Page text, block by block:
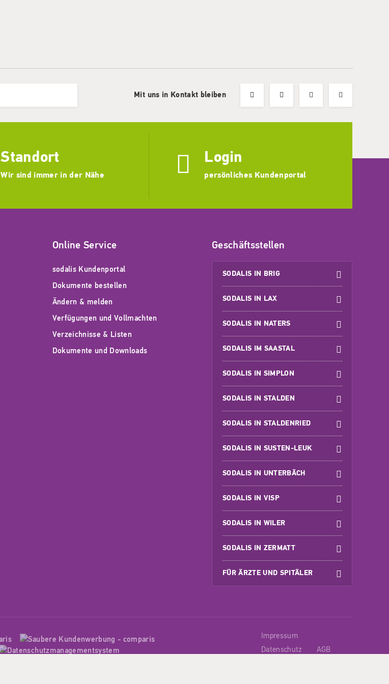
Mit uns in Kontakt bleiben
Standort
Wir sind immer in der Nähe
Login
persönliches Kundenportal
Online Service
sodalis Kundenportal
Dokumente bestellen
Ändern & melden
Verfügungen und Vollmachten
Verzeichnisse & Listen
Dokumente und Downloads
Geschäftsstellen
SODALIS IN BRIG
SODALIS IN LAX
SODALIS IN NATERS
SODALIS IM SAASTAL
SODALIS IN SIMPLON
SODALIS IN STALDEN
SODALIS IN STALDENRIED
SODALIS IN SUSTEN-LEUK
SODALIS IN UNTERBÄCH
SODALIS IN VISP
SODALIS IN WILER
SODALIS IN ZERMATT
FÜR ÄRZTE UND SPITÄLER
Impressum
Datenschutz
AGB